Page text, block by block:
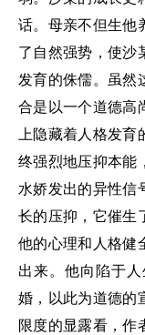
话。母亲不但生他
了自然强势，使沙
发育的侏儒。虽然
合是以一个道德高
上隐藏着人格发育
终强烈地压抑本能
水娇发出的异性信
长的压抑，它催生
他的心理和人格健
出来。他向陷于
婚，以此为道德的
限度的显露看，作